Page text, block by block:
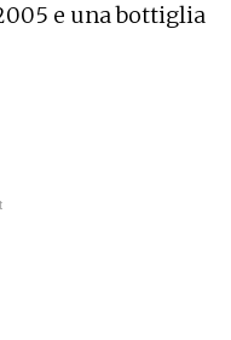
e una bottiglia